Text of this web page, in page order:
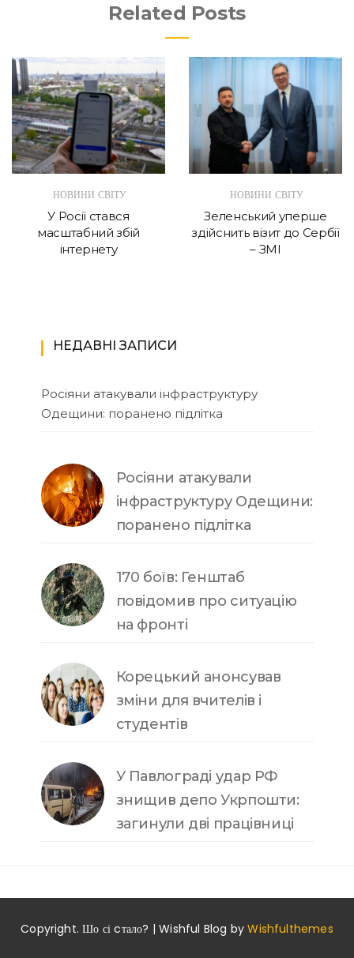
Related Posts
НОВИНИ СВІТУ
У Росії стався
масштабний збій
інтернету
НОВИНИ СВІТУ
Зеленський уперше
здійснить візит до Сербії
– ЗМІ
НЕДАВНІ ЗАПИСИ
Росіяни атакували інфраструктуру
Одещини: поранено підлітка
Росіяни атакували
інфраструктуру Одещини:
поранено підлітка
170 боїв: Генштаб
повідомив про ситуацію
на фронті
Корецький анонсував
зміни для вчителів і
студентів
У Павлограді удар РФ
знищив депо Укрпошти:
загинули дві працівниці
Copyright. Шо сі cтало? | Wishful Blog byWishfulthemes